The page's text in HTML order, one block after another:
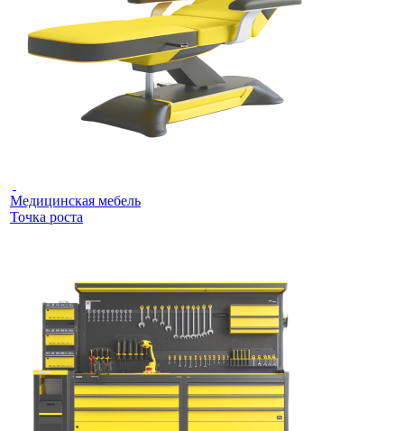
Медицинская мебель
Точка роста